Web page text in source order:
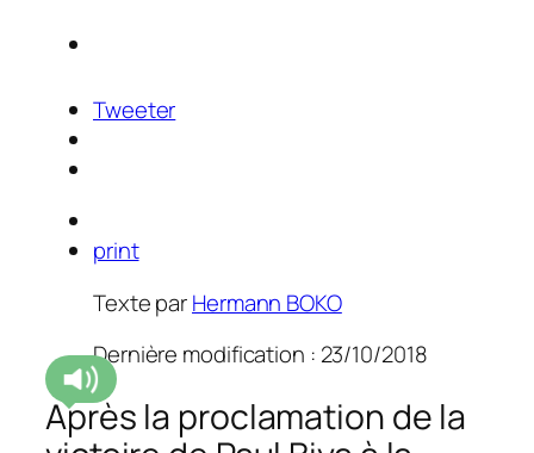
Tweeter
print
Texte parHermann BOKO
Dernière modification : 23/10/2018
Après la proclamation de la